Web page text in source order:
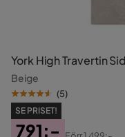
York High Travertin
Beige
(5)
SE PRISET!
791:-